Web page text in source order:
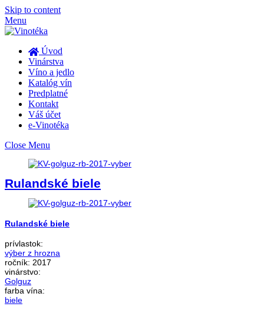
Skip to content
Menu
Úvod
Vinárstva
Víno a jedlo
Katalóg vín
Predplatné
Kontakt
Váš účet
e-Vinotéka
Close Menu
Rulandské biele
Rulandské biele
prívlastok:
výber z hrozna
ročník: 2017
vinárstvo:
Golguz
farba vína:
biele